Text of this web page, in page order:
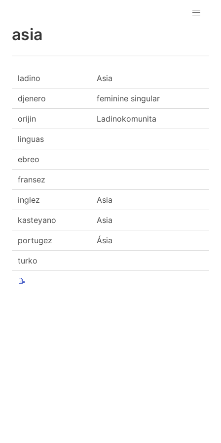
asia
ladino Asia
djenero feminine singular
orijin Ladinokomunita
linguas
ebreo
fransez
inglez Asia
kasteyano Asia
portugez Ásia
turko
📝